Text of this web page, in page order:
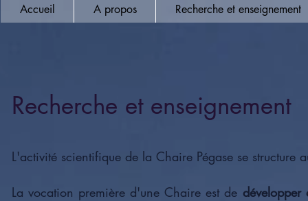
Accueil A propos Recherche et enseignement
Recherche et enseignement
L'activité scientifique de la Chaire Pégase se structure
La vocation première d'une Chaire est de développer